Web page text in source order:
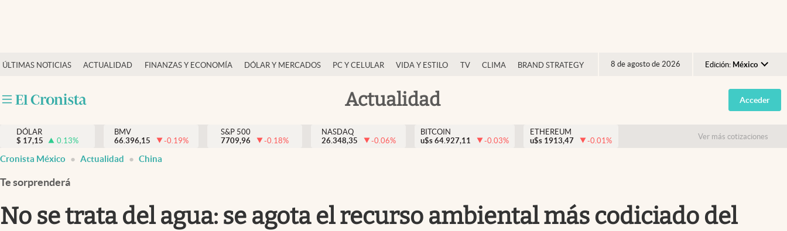
ÚLTIMAS NOTICIAS ACTUALIDAD FINANZAS Y ECONOMÍA DÓLAR Y MERCADOS PC Y CELULAR VIDA Y ESTILO TV CLIMA BRAND STRATEGY 8 de agosto de 2026 Edición: México
Argentina
España
USA
Actualidad
Actualidad
Internacionales
Opinión
Brand Strategy
Vida y estilo
Acceder
DÓLAR
$ 17,15 0.13%
BMV
66.396,15
-0.19%
S&P 500
7709,96
-0.18%
NASDAQ
26.348,35
-0.06%
BITCOIN
u$s 64.927,11 -0.03%
ETHEREUM
u$s 1913,47 -0.01% Ver más cotizaciones
Cronista México Actualidad China
Te sorprenderá
No se trata del agua: se agota el recurso ambiental más codiciado del